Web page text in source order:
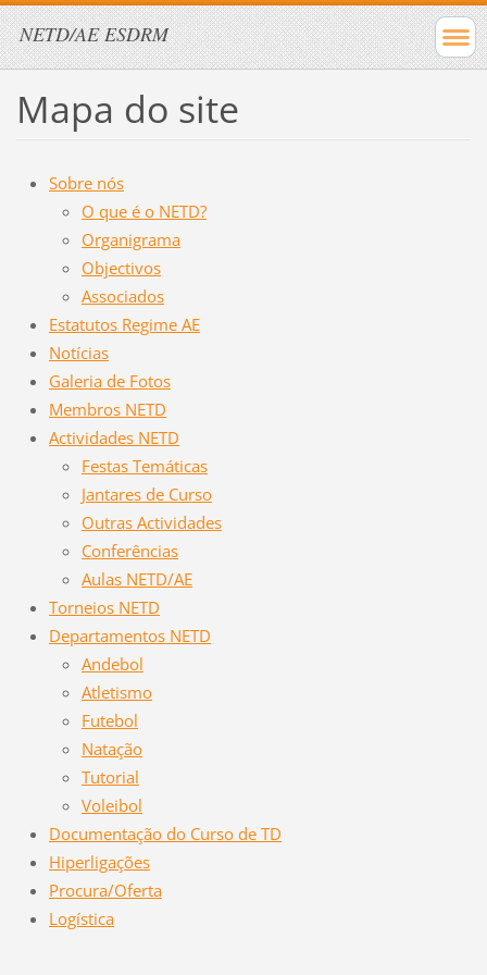
NETD/AE ESDRM
Mapa do site
Sobre nós
O que é o NETD?
Organigrama
Objectivos
Associados
Estatutos Regime AE
Notícias
Galeria de Fotos
Membros NETD
Actividades NETD
Festas Temáticas
Jantares de Curso
Outras Actividades
Conferências
Aulas NETD/AE
Torneios NETD
Departamentos NETD
Andebol
Atletismo
Futebol
Natação
Tutorial
Voleibol
Documentação do Curso de TD
Hiperligações
Procura/Oferta
Logística